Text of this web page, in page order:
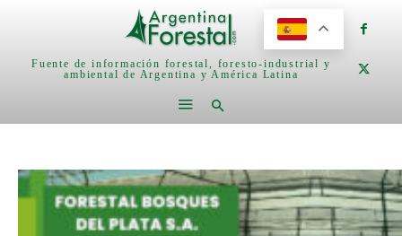
Fuente de información forestal, foresto-industrial y
ambiental de Argentina y América Latina